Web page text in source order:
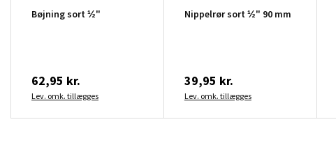
Bøjning sort ½"
62,95 kr.
Lev. omk. tillægges
Nippelrør sort ½" 90 mm
39,95 kr.
Lev. omk. tillægges